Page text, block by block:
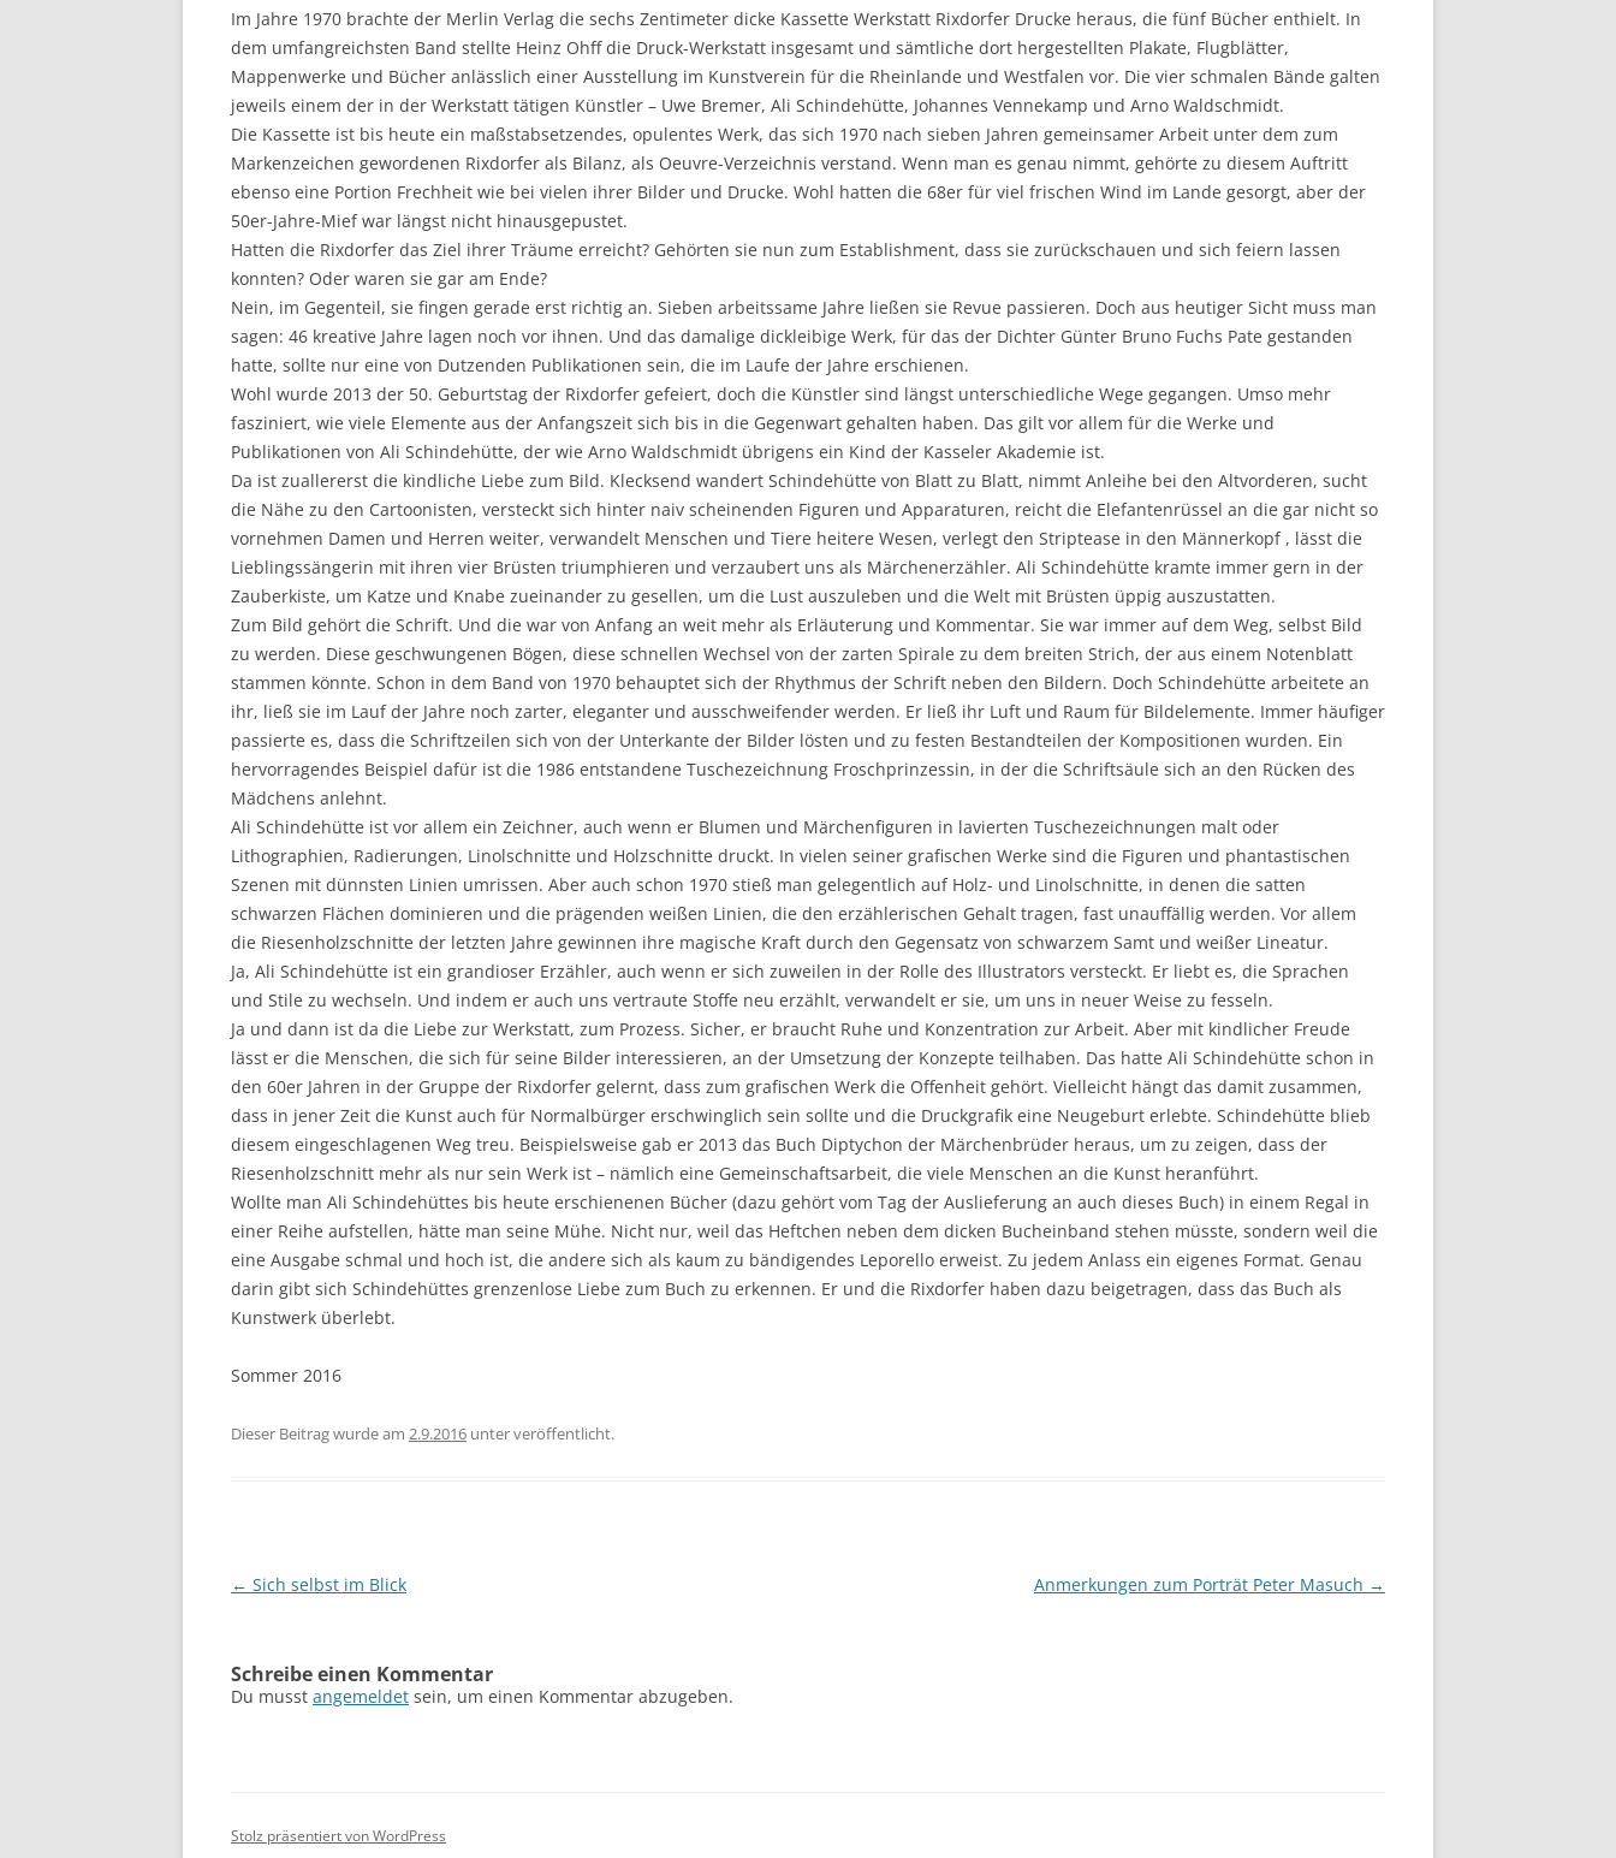
Im Jahre 1970 brachte der Merlin Verlag die sechs Zentimeter dicke Kassette Werkstatt Rixdorfer Drucke heraus, die fünf Bücher enthielt. In
dem umfangreichsten Band stellte Heinz Ohff die Druck-Werkstatt insgesamt und sämtliche dort hergestellten Plakate, Flugblätter,
Mappenwerke und Bücher anlässlich einer Ausstellung im Kunstverein für die Rheinlande und Westfalen vor. Die vier schmalen Bände galten
jeweils einem der in der Werkstatt tätigen Künstler – Uwe Bremer, Ali Schindehütte, Johannes Vennekamp und Arno Waldschmidt.
Die Kassette ist bis heute ein maßstabsetzendes, opulentes Werk, das sich 1970 nach sieben Jahren gemeinsamer Arbeit unter dem zum
Markenzeichen gewordenen Rixdorfer als Bilanz, als Oeuvre-Verzeichnis verstand. Wenn man es genau nimmt, gehörte zu diesem Auftritt
ebenso eine Portion Frechheit wie bei vielen ihrer Bilder und Drucke. Wohl hatten die 68er für viel frischen Wind im Lande gesorgt, aber der
50er-Jahre-Mief war längst nicht hinausgepustet.
Hatten die Rixdorfer das Ziel ihrer Träume erreicht? Gehörten sie nun zum Establishment, dass sie zurückschauen und sich feiern lassen
konnten? Oder waren sie gar am Ende?
Nein, im Gegenteil, sie fingen gerade erst richtig an. Sieben arbeitssame Jahre ließen sie Revue passieren. Doch aus heutiger Sicht muss man
sagen: 46 kreative Jahre lagen noch vor ihnen. Und das damalige dickleibige Werk, für das der Dichter Günter Bruno Fuchs Pate gestanden
hatte, sollte nur eine von Dutzenden Publikationen sein, die im Laufe der Jahre erschienen.
Wohl wurde 2013 der 50. Geburtstag der Rixdorfer gefeiert, doch die Künstler sind längst unterschiedliche Wege gegangen. Umso mehr
fasziniert, wie viele Elemente aus der Anfangszeit sich bis in die Gegenwart gehalten haben. Das gilt vor allem für die Werke und
Publikationen von Ali Schindehütte, der wie Arno Waldschmidt übrigens ein Kind der Kasseler Akademie ist.
Da ist zuallererst die kindliche Liebe zum Bild. Klecksend wandert Schindehütte von Blatt zu Blatt, nimmt Anleihe bei den Altvorderen, sucht
die Nähe zu den Cartoonisten, versteckt sich hinter naiv scheinenden Figuren und Apparaturen, reicht die Elefantenrüssel an die gar nicht so
vornehmen Damen und Herren weiter, verwandelt Menschen und Tiere heitere Wesen, verlegt den Striptease in den Männerkopf , lässt die
Lieblingssängerin mit ihren vier Brüsten triumphieren und verzaubert uns als Märchenerzähler. Ali Schindehütte kramte immer gern in der
Zauberkiste, um Katze und Knabe zueinander zu gesellen, um die Lust auszuleben und die Welt mit Brüsten üppig auszustatten.
Zum Bild gehört die Schrift. Und die war von Anfang an weit mehr als Erläuterung und Kommentar. Sie war immer auf dem Weg, selbst Bild
zu werden. Diese geschwungenen Bögen, diese schnellen Wechsel von der zarten Spirale zu dem breiten Strich, der aus einem Notenblatt
stammen könnte. Schon in dem Band von 1970 behauptet sich der Rhythmus der Schrift neben den Bildern. Doch Schindehütte arbeitete an
ihr, ließ sie im Lauf der Jahre noch zarter, eleganter und ausschweifender werden. Er ließ ihr Luft und Raum für Bildelemente. Immer häufiger
passierte es, dass die Schriftzeilen sich von der Unterkante der Bilder lösten und zu festen Bestandteilen der Kompositionen wurden. Ein
hervorragendes Beispiel dafür ist die 1986 entstandene Tuschezeichnung Froschprinzessin, in der die Schriftsäule sich an den Rücken des
Mädchens anlehnt.
Ali Schindehütte ist vor allem ein Zeichner, auch wenn er Blumen und Märchenfiguren in lavierten Tuschezeichnungen malt oder
Lithographien, Radierungen, Linolschnitte und Holzschnitte druckt. In vielen seiner grafischen Werke sind die Figuren und phantastischen
Szenen mit dünnsten Linien umrissen. Aber auch schon 1970 stieß man gelegentlich auf Holz- und Linolschnitte, in denen die satten
schwarzen Flächen dominieren und die prägenden weißen Linien, die den erzählerischen Gehalt tragen, fast unauffällig werden. Vor allem
die Riesenholzschnitte der letzten Jahre gewinnen ihre magische Kraft durch den Gegensatz von schwarzem Samt und weißer Lineatur.
Ja, Ali Schindehütte ist ein grandioser Erzähler, auch wenn er sich zuweilen in der Rolle des Illustrators versteckt. Er liebt es, die Sprachen
und Stile zu wechseln. Und indem er auch uns vertraute Stoffe neu erzählt, verwandelt er sie, um uns in neuer Weise zu fesseln.
Ja und dann ist da die Liebe zur Werkstatt, zum Prozess. Sicher, er braucht Ruhe und Konzentration zur Arbeit. Aber mit kindlicher Freude
lässt er die Menschen, die sich für seine Bilder interessieren, an der Umsetzung der Konzepte teilhaben. Das hatte Ali Schindehütte schon in
den 60er Jahren in der Gruppe der Rixdorfer gelernt, dass zum grafischen Werk die Offenheit gehört. Vielleicht hängt das damit zusammen,
dass in jener Zeit die Kunst auch für Normalbürger erschwinglich sein sollte und die Druckgrafik eine Neugeburt erlebte. Schindehütte blieb
diesem eingeschlagenen Weg treu. Beispielsweise gab er 2013 das Buch Diptychon der Märchenbrüder heraus, um zu zeigen, dass der
Riesenholzschnitt mehr als nur sein Werk ist – nämlich eine Gemeinschaftsarbeit, die viele Menschen an die Kunst heranführt.
Wollte man Ali Schindehüttes bis heute erschienenen Bücher (dazu gehört vom Tag der Auslieferung an auch dieses Buch) in einem Regal in
einer Reihe aufstellen, hätte man seine Mühe. Nicht nur, weil das Heftchen neben dem dicken Bucheinband stehen müsste, sondern weil die
eine Ausgabe schmal und hoch ist, die andere sich als kaum zu bändigendes Leporello erweist. Zu jedem Anlass ein eigenes Format. Genau
darin gibt sich Schindehüttes grenzenlose Liebe zum Buch zu erkennen. Er und die Rixdorfer haben dazu beigetragen, dass das Buch als
Kunstwerk überlebt.
Sommer 2016
Dieser Beitrag wurde am 2.9.2016 unterveröffentlicht.
Beitragsnavigation
← Sich selbst im Blick Anmerkungen zum Porträt Peter Masuch →
Schreibe einen Kommentar
Du musst angemeldet sein, um einen Kommentar abzugeben.
Stolz präsentiert von WordPress